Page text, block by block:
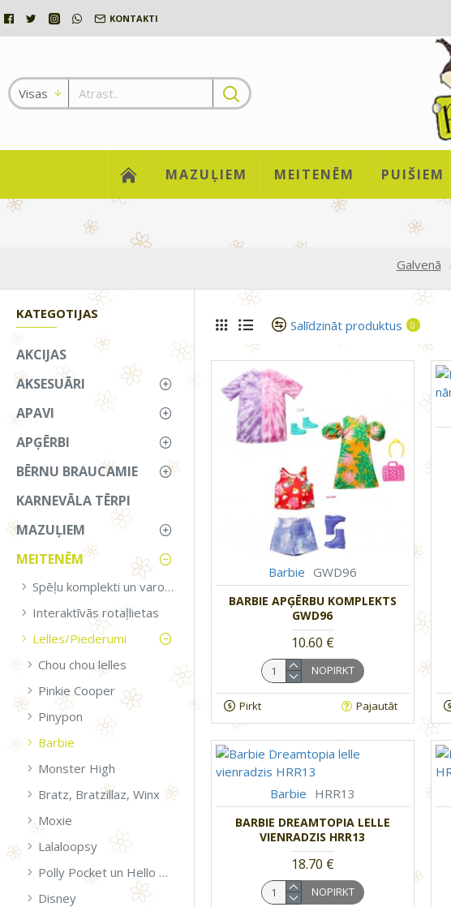
KONTAKTI
Visas
MAZUĻIEM MEITENĒM PUIŠIEM
Galvenā
KATEGOTIJAS
AKCIJAS
AKSESUĀRI
APAVI
APĢĒRBI
BĒRNU BRAUCAMIE
KARNEVĀLA TĒRPI
MAZUĻIEM
MEITENĒM
Spēļu komplekti un varoņi
Interaktīvās rotaļlietas
Lelles/Piederumi
Chou chou lelles
Pinkie Cooper
Pinypon
Barbie
Monster High
Bratz, Bratzillaz, Winx
Moxie
Lalaloopsy
Polly Pocket un Hello Kitty
Disney
Salīdzināt produktus 0
Barbie GWD96
BARBIE APĢĒRBU KOMPLEKTS
GWD96
10.60 €
NOPIRKT
Pirkt Pajautāt
Barbie HRR13
BARBIE DREAMTOPIA LELLE
VIENRADZIS HRR13
18.70 €
NOPIRKT